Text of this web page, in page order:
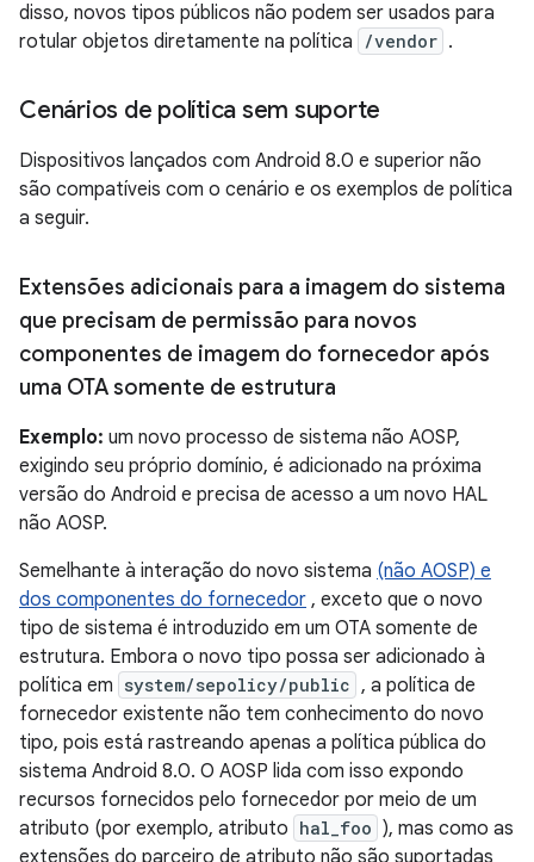
disso, novos tipos públicos não podem ser usados ​​para
rotular objetos diretamente na política
/vendor .
Cenários de política sem suporte
Dispositivos lançados com Android 8.0 e superior não
são compatíveis com o cenário e os exemplos de política
a seguir.
Extensões adicionais para a imagem do sistema
que precisam de permissão para novos
componentes de imagem do fornecedor após
uma OTA somente de estrutura
Exemplo: um novo processo de sistema não AOSP,
exigindo seu próprio domínio, é adicionado na próxima
versão do Android e precisa de acesso a um novo HAL
não AOSP.
Semelhante à interação do novo sistema (não AOSP) e
dos componentes do fornecedor , exceto que o novo
tipo de sistema é introduzido em um OTA somente de
estrutura. Embora o novo tipo possa ser adicionado à
política em system/sepolicy/public , a política de
fornecedor existente não tem conhecimento do novo
tipo, pois está rastreando apenas a política pública do
sistema Android 8.0. O AOSP lida com isso expondo
recursos fornecidos pelo fornecedor por meio de um
atributo (por exemplo, atributo hal_foo ), mas como as
extensões do parceiro de atributo não são suportadas